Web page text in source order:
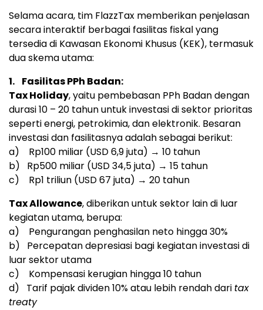
Selama acara, tim FlazzTax memberikan penjelasan
secara interaktif berbagai fasilitas fiskal yang
tersedia di Kawasan Ekonomi Khusus (KEK), termasuk
dua skema utama:
1. Fasilitas PPh Badan:
Tax Holiday, yaitu pembebasan PPh Badan dengan
durasi 10 – 20 tahun untuk investasi di sektor prioritas
seperti energi, petrokimia, dan elektronik. Besaran
investasi dan fasilitasnya adalah sebagai berikut:
a) Rp100 miliar (USD 6,9juta) → 10 tahun
b) Rp500 miliar (USD 34,5juta) → 15 tahun
c) Rp1 triliun (USD 67 juta) → 20 tahun
Tax Allowance, diberikan untuk sektor lain di luar
kegiatan utama, berupa:
a) Pengurangan penghasilan neto hingga 30%
b) Percepatan depresiasi bagi kegiatan investasi di
luar sektor utama
c) Kompensasi kerugian hingga 10 tahun
d) Tarif pajak dividen 10% atau lebih rendah dari tax
treaty